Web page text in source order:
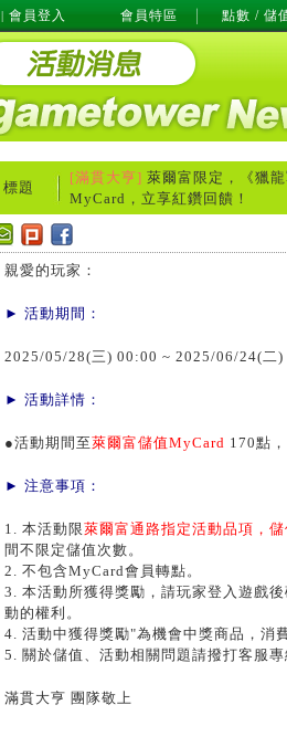
| 會員登入 會員特區 點數 / 儲
標題
[滿貫大亨] 萊爾富限定，《獵
MyCard，立享紅鑽回饋！
親愛的玩家：
► 活動期間：
2025/05/28(三) 00:00 ~ 2025/06/24(二)
► 活動詳情：
●活動期間至萊爾富儲值MyCard 170點
► 注意事項：
1. 本活動限萊爾富通路指定活動品項，
間不限定儲值次數。
2. 不包含MyCard會員轉點。
3. 本活動所獲得獎勵，請玩家登入遊戲
動的權利。
4. 活動中獲得獎勵"為機會中獎商品，消
5. 關於儲值、活動相關問題請撥打客服
滿貫大亨 團隊敬上